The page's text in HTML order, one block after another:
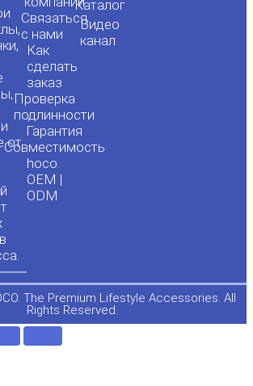
от
Связаться
с нами
Как
сделать
заказ
Проверка
подлинности
Гарантия
Совместимость
hoco.
OEM |
ODM
Каталог
Видео
канал
-
f
The Premium Lifestyle Accessories. All
Rights Reserved.